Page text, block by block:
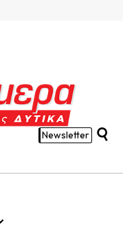
Newsletter